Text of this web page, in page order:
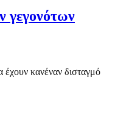
γεγονότων
έχουν κανέναν δισταγμό